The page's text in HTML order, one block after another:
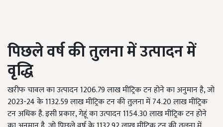
पिछले वर्ष की तुलना में उत्पादन में
वृद्धि
खरीफ चावल का उत्पादन 1206.79 लाख मीट्रिक टन होने का अनुमान है, जो
2023-24 के 1132.59 लाख मीट्रिक टन की तुलना में 74.20 लाख मीट्रिक
टन अधिक है. इसी प्रकार, गेहूं का उत्पादन 1154.30 लाख मीट्रिक टन होने